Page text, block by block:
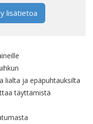
lisätietoa
lialta ja epäpuhtauksilta
täyttämistä